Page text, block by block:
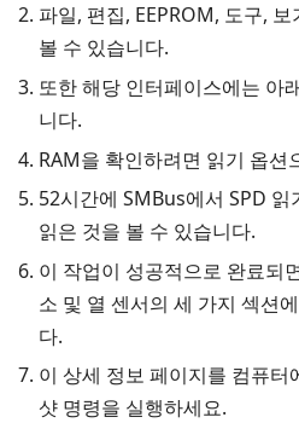
파일, 편집, EEPROM, 도구,
볼 수 있습니다.
또한 해당 인터페이스에는 아
니다.
RAM을 확인하려면 읽기 옵션
52시간에 SMBus에서 SPD
읽은 것을 볼 수 있습니다.
이 작업이 성공적으로 완료되
소 및 열 센서의 세 가지 섹션
다.
이 상세 정보 페이지를 컴퓨터
샷 명령을 ​​실행하세요.